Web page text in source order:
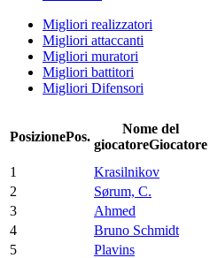
Migliori realizzatori
Migliori attaccanti
Migliori muratori
Migliori battitori
Migliori Difensori
PosizionePos.
Nome del
giocatoreGiocatore
1 Krasilnikov
2
Sørum, C.
3
Ahmed
4
Bruno Schmidt
5
Plavins